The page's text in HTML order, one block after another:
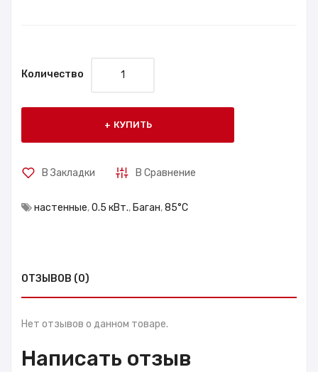
Количество
КУПИТЬ
В Закладки В Сравнение
настенные,0.5 кВт., Баган,85°С
ОТЗЫВОВ (0)
Нет отзывов о данном товаре.
Написать отзыв